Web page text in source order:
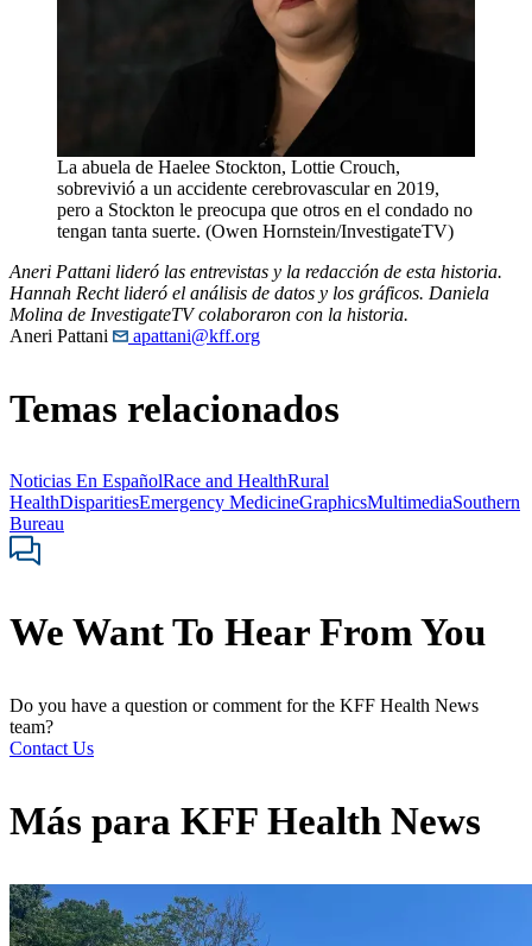
La abuela de Haelee Stockton, Lottie Crouch,
sobrevivió a un accidente cerebrovascular en 2019,
pero a Stockton le preocupa que otros en el condado no
tengan tanta suerte. (Owen Hornstein/InvestigateTV)
Aneri Pattani lideró las entrevistas y la redacción de esta historia.
Hannah Recht lideró el análisis de datos y los gráficos. Daniela
Molina de InvestigateTV colaboraron con la historia.
Aneri Pattani
apattani@kff.org
Temas relacionados
Noticias En EspañolRace and HealthRural
HealthDisparitiesEmergency MedicineGraphicsMultimediaSouthern
Bureau
We Want To Hear From You
Do you have a question or comment for the KFF Health News
team?
Contact Us
Más para KFF Health News